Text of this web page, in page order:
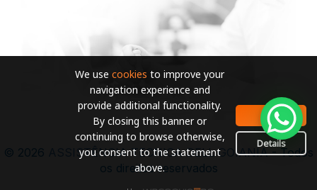
We use cookies to improve your
navigation experience and
provide additional functionality.
By closing this banner or
continuing to browse otherwise,
you consent to the statement
above.
OK
Details
© 2026 ASSISTÊNCIA TECNICA DELL GOIANIA- Todos
os direitos reservados